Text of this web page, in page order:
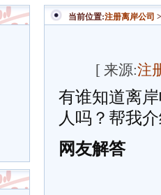
当前位置:注册离岸公司
[ 来源:注
有谁知道离
人吗？帮我
网友解答